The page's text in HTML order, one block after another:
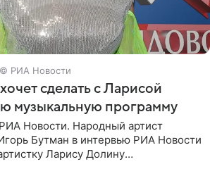
© РИА Новости
сделать с Ларисой
музыкальную программу
Новости. Народный артист
Бутман в интервью РИА Новости
Ларису Долину